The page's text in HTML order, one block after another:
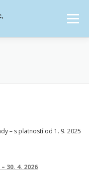
Menu
– s platností od 1. 9. 2025
30. 4. 2026